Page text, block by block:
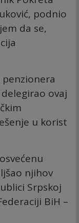
podnio
da se,
penzionera
ovaj
u korist
njihov
Srpskoj
BiH –